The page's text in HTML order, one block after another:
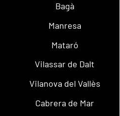
Bagà
Manresa
Mataró
Vilassar de Dalt
Vilanova del Vallès
Cabrera de Mar